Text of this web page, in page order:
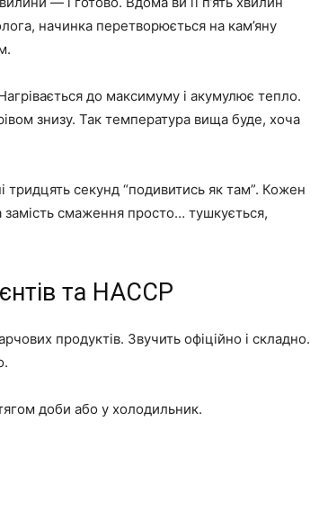
начинка перетворюється на кам’яну
до максимуму і акумулює тепло.
знизу. Так температура вища буде, хоча
секунд “подивитись як там”. Кожен
замість смаження просто… тушкується,
та HACCP
продуктів. Звучить офіційно і складно.
доби або у холодильник.